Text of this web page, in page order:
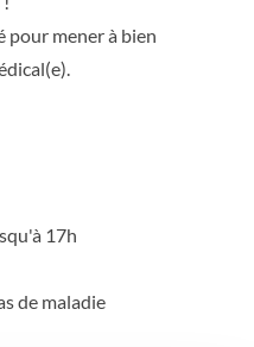
pour mener à bien
17h
de maladie